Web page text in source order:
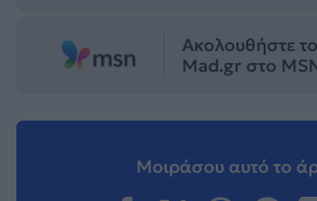
Ακολουθήστε το
Mad.gr στο
Μοιράσου αυτό το